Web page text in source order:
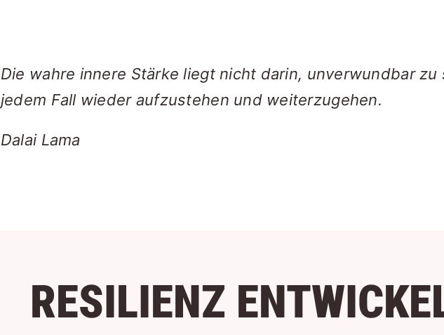
Die wahre innere Stärke liegt nicht darin, unverwundbar zu
jedem Fall wieder aufzustehen und weiterzugehen.
Dalai Lama
RESILIENZ